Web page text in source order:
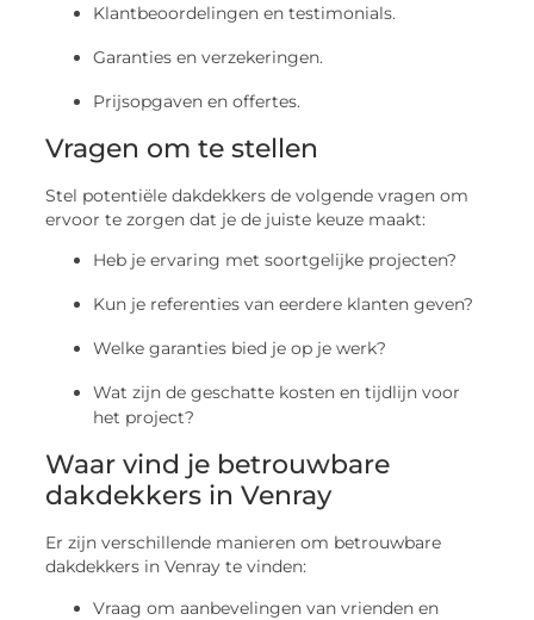
Klantbeoordelingen en testimonials.
Garanties en verzekeringen.
Prijsopgaven en offertes.
Vragen om te stellen
Stel potentiële dakdekkers de volgende vragen om
ervoor te zorgen dat je de juiste keuze maakt:
Heb je ervaring met soortgelijke projecten?
Kun je referenties van eerdere klanten geven?
Welke garanties bied je op je werk?
Wat zijn de geschatte kosten en tijdlijn voor
het project?
Waar vind je betrouwbare
dakdekkers in Venray
Er zijn verschillende manieren om betrouwbare
dakdekkers in Venray te vinden:
Vraag om aanbevelingen van vrienden en